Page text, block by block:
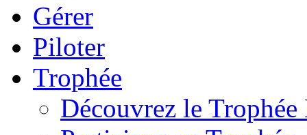
Gérer
Piloter
Trophée
Découvrez le